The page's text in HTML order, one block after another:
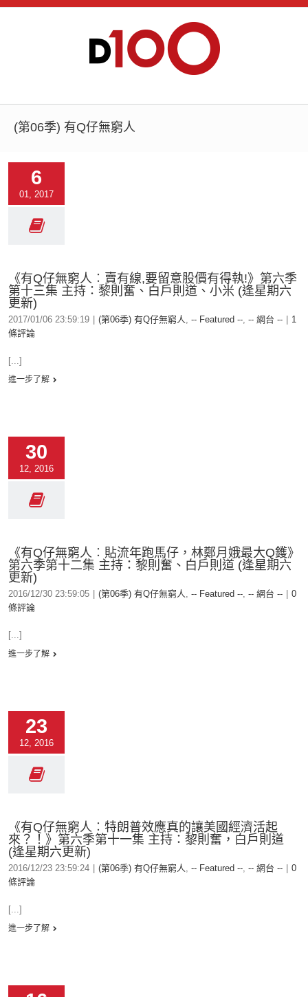
(第06季) 有Q仔無窮人
6
01, 2017
《有Q仔無窮人︰賣有線,要留意股價有得執!》第六季
第十三集 主持：黎則奮、白戶則道、小米 (逢星期六
更新)
2017/01/06 23:59:19 (第06季) 有Q仔無窮人, -- Featured --, -- 網台 --
1
條評論
[...]
進一步了解
30
12, 2016
《有Q仔無窮人︰貼流年跑馬仔，林鄭月娥最大Q鑊》
第六季第十二集 主持：黎則奮、白戶則道 (逢星期六
更新)
2016/12/30 23:59:05 (第06季) 有Q仔無窮人, -- Featured --, -- 網台 --
0
條評論
[...]
進一步了解
23
12, 2016
《有Q仔無窮人︰特朗普效應真的讓美國經濟活起
來？！》第六季第十一集 主持：黎則奮，白戶則道
(逢星期六更新)
2016/12/23 23:59:24 (第06季) 有Q仔無窮人, -- Featured --, -- 網台 --
0
條評論
[...]
進一步了解